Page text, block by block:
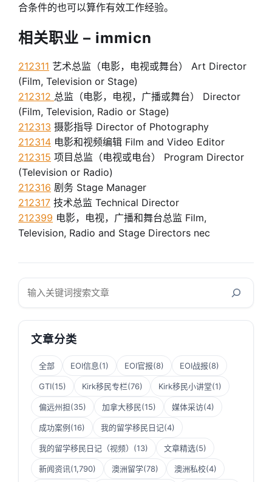
合条件的也可以算作有效工作经验。
相关职业 – immicn
212311 艺术总监（电影，电视或舞台） Art Director
(Film, Television or Stage)
212312 总监（电影，电视，广播或舞台） Director
(Film, Television, Radio or Stage)
212313 摄影指导 Director of Photography
212314 电影和视频编辑 Film and Video Editor
212315 项目总监（电视或电台） Program Director
(Television or Radio)
212316 剧务 Stage Manager
212317 技术总监 Technical Director
212399 电影，电视，广播和舞台总监 Film,
Television, Radio and Stage Directors nec
搜
文章分类
全部 EOI信息(1) EOI官报(8) EOI战报(8)
GTI(15) Kirk移民专栏(76) Kirk移民小讲堂(1)
偏远州担(35) 加拿大移民(15) 媒体采访(4)
成功案例(16) 我的留学移民日记(4)
我的留学移民日记（视频） (13) 文章精选(5)
新闻资讯(1,790) 澳洲留学(78) 澳洲私校(4)